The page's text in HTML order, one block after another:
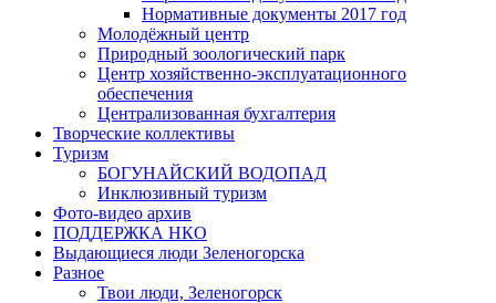
Нормативные документы 2017 год
Молодёжный центр
Природный зоологический парк
Центр хозяйственно-эксплуатационного
обеспечения
Централизованная бухгалтерия
Творческие коллективы
Туризм
БОГУНАЙСКИЙ ВОДОПАД
Инклюзивный туризм
Фото-видео архив
ПОДДЕРЖКА НКО
Выдающиеся люди Зеленогорска
Разное
Твои люди, Зеленогорск